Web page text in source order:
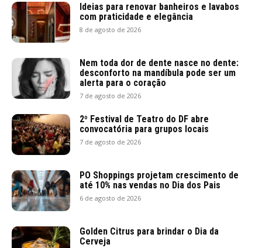
Ideias para renovar banheiros e lavabos
com praticidade e elegância
8 de agosto de 2026
Nem toda dor de dente nasce no dente:
desconforto na mandíbula pode ser um
alerta para o coração
7 de agosto de 2026
2º Festival de Teatro do DF abre
convocatória para grupos locais
7 de agosto de 2026
PO Shoppings projetam crescimento de
até 10% nas vendas no Dia dos Pais
6 de agosto de 2026
Golden Citrus para brindar o Dia da
Cerveja